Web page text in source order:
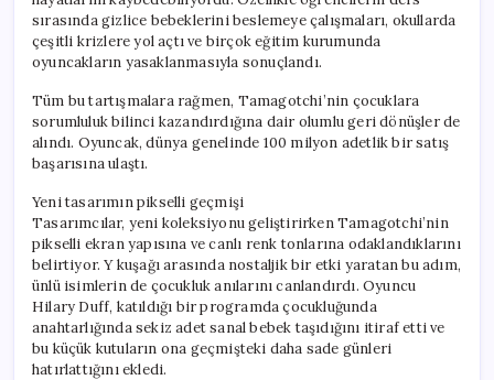
sırasında gizlice bebeklerini beslemeye çalışmaları, okullarda
çeşitli krizlere yol açtı ve birçok eğitim kurumunda
oyuncakların yasaklanmasıyla sonuçlandı.
Tüm bu tartışmalara rağmen, Tamagotchi’nin çocuklara
sorumluluk bilinci kazandırdığına dair olumlu geri dönüşler de
alındı. Oyuncak, dünya genelinde 100 milyon adetlik bir satış
başarısına ulaştı.
Yeni tasarımın pikselli geçmişi
Tasarımcılar, yeni koleksiyonu geliştirirken Tamagotchi’nin
pikselli ekran yapısına ve canlı renk tonlarına odaklandıklarını
belirtiyor. Y kuşağı arasında nostaljik bir etki yaratan bu adım,
ünlü isimlerin de çocukluk anılarını canlandırdı. Oyuncu
Hilary Duff, katıldığı bir programda çocukluğunda
anahtarlığında sekiz adet sanal bebek taşıdığını itiraf etti ve
bu küçük kutuların ona geçmişteki daha sade günleri
hatırlattığını ekledi.